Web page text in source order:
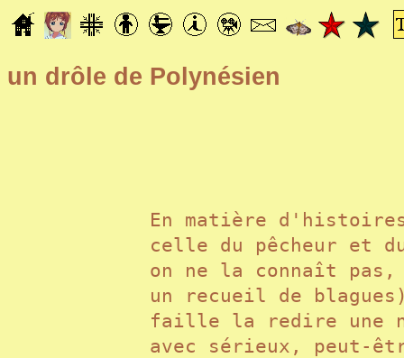
un drôle de Polynésien
En matière
celle du pêcheur et
on ne la connaît
un recueil de
faille la redire une
avec sérieux,